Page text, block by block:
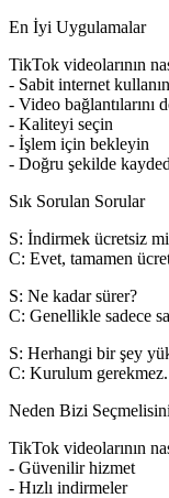
En İyi Uygulamalar
TikTok videolarının
- Sabit internet kullanın
- Video bağlantılarını
- Kaliteyi seçin
- İşlem için bekleyin
- Doğru şekilde
Sık Sorulan Sorular
S: İndirmek ücretsiz
C: Evet, tamamen
S: Ne kadar sürer?
C: Genellikle sadece
S: Herhangi bir şey
C: Kurulum gerekmez.
Neden Bizi
TikTok videolarının
- Güvenilir hizmet
- Hızlı indirmeler